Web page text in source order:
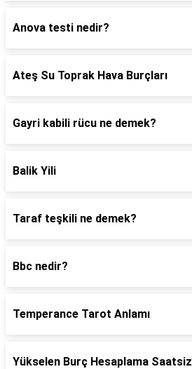
Anova testi nedir?
Ateş Su Toprak Hava Burçları
Gayri kabili rücu ne demek?
Balik Yili
Taraf teşkili ne demek?
Bbc nedir?
Temperance Tarot Anlamı
Yükselen Burç Hesaplama Saatsiz